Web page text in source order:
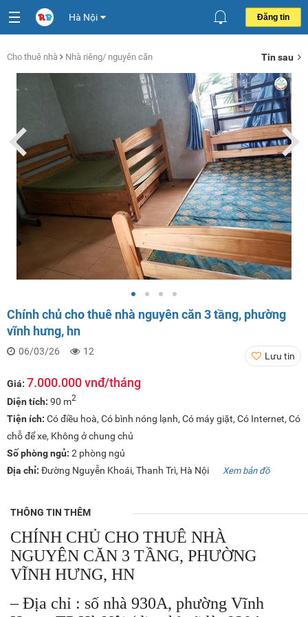
Hà Nội Đăng tin
Cho thuê nhà Nhà riêng/ nguyên căn Tin sau
Chính chủ cho thuê nhà nguyên căn 3 tầng, phường
vĩnh hưng, hn
06/03/26 12 Lưu tin
Giá: 7.000.000 vnđ/tháng
Diện tích: 90 m2
Tiện ích: Có điều hoà, Có bình nóng lạnh, Có máy giặt, Có Internet, Có
chỗ để xe, Không ở chung chủ
Số phòng ngủ: 2 phòng ngủ
Địa chỉ: Đường Nguyễn Khoái, Thanh Trì, Hà Nội Xem bản đồ
THÔNG TIN THÊM
CHÍNH CHỦ CHO THUÊ NHÀ
NGUYÊN CĂN 3 TẦNG, PHƯỜNG
VĨNH HƯNG, HN
– Địa chỉ : số nhà 930A, phường Vĩnh